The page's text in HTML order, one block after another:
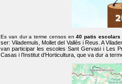
Es van dur a terme censos en40 patis escolars
ser: Vilademuls, Mollet del Vallès i Reus. A
van participar les escoles Sant Gervasi i Les
Casas i l’Institut d’Horticultura, que va dur a